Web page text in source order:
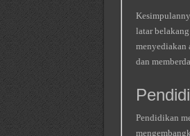
latar
menyediakan
dan
Pendidikan